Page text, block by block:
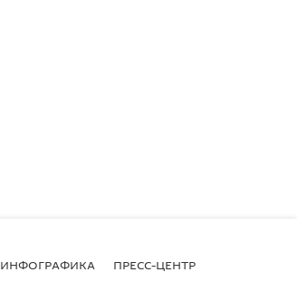
ИНФОГРАФИКА ПРЕСС-ЦЕНТР